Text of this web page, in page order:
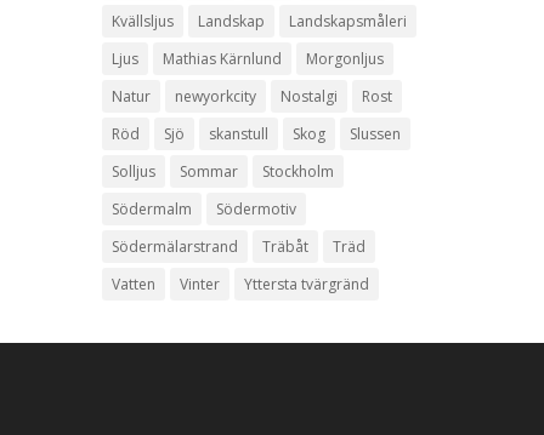
Kvällsljus
Landskap
Landskapsmåleri
Ljus
Mathias Kärnlund
Morgonljus
Natur
newyorkcity Nostalgi
Rost
Röd
Sjö skanstull Skog
Slussen
Solljus
Sommar
Stockholm
Södermalm
Södermotiv
Södermälarstrand
Träbåt
Träd
Vatten
Vinter Yttersta tvärgränd